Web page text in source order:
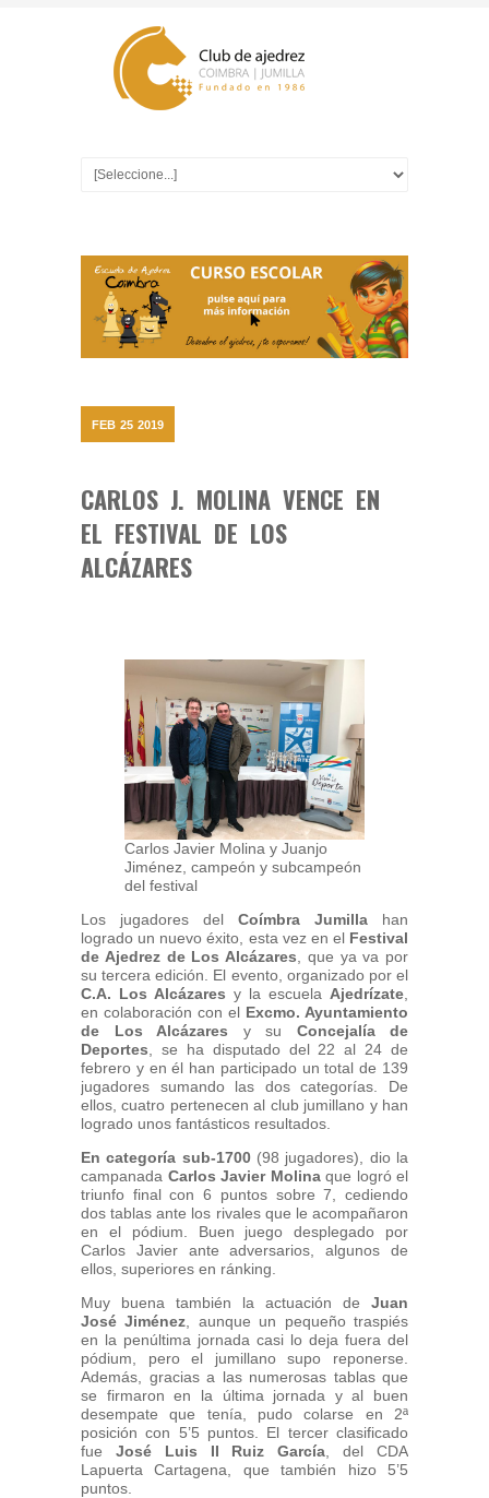
FEB 25 2019
CARLOS J. MOLINA VENCE EN
EL FESTIVAL DE LOS
ALCÁZARES
Carlos Javier Molina y Juanjo
Jiménez, campeón y subcampeón
del festival
Los jugadores del Coímbra Jumilla han
logrado un nuevo éxito, esta vez en el Festival
de Ajedrez de Los Alcázares , que ya va por
su tercera edición. El evento, organizado por el
C.A. Los Alcázares y la escuela Ajedrízate
en colaboración con el Excmo. Ayuntamiento
de Los Alcázares y su Concejalía de
Deportes , se ha disputado del 22 al 24 de
febrero y en él han participado un total de 139
jugadores sumando las dos categorías. De
ellos, cuatro pertenecen al club jumillano y han
logrado unos fantásticos resultados.
En categoría sub-1700(98 jugadores), dio la
campanada Carlos Javier Molinaque logró el
triunfo final con 6 puntos sobre 7, cediendo
dos tablas ante los rivales que le acompañaron
en el pódium. Buen juego desplegado por
Carlos Javier ante adversarios, algunos de
ellos, superiores en ránking.
Muy buena también la actuación de Juan
José Jiménez , aunque un pequeño traspiés
en la penúltima jornada casi lo deja fuera del
pódium, pero el jumillano supo reponerse.
Además, gracias a las numerosas tablas que
se firmaron en la última jornada y al buen
desempate que tenía, pudo colarse en 2ª
posición con 5’5 puntos. El tercer clasificado
fue José Luis II Ruiz García , del CDA
Lapuerta Cartagena, que también hizo 5’5
puntos.